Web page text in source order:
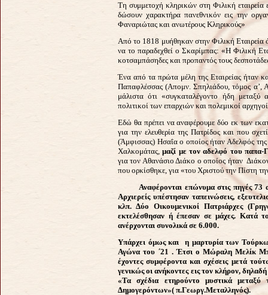
Τη συμμετοχή κληρικών στη Φιλική
δώσουν χαρακτήρα πανεθνικόν εις την
Φαναριώτας και ανωτέρους Κληρικούς»
Από το 1818 μυήθηκαν στην Φιλική Εταιρεία
να το παραδεχθεί ο Σκαρίμπας: «Η Φιλική
κοτσαμπάσηδες και προπαντός τους
Ένα από τα πρώτα μέλη της Εταιρείας ήταν
Παπαφλέσσας (Απομν. Σπηλιάδου, τόμος α’,
μάλιστα ότι «συγκαταλέγοντο ήδη μεταξύ
πολιτικοί των επαρχιών και πολεμικοί
Εδώ θα πρέπει να αναφέρουμε δύο εκ των
για την ελευθερία της Πατρίδος και που
(Άμφισσας) Ησαΐα ο οποίος ήταν Αδελφός
Χαλκομάτας, μαζί με τον αδελφό του παπα-
για τον Αθανάσιο Διάκο ο οποίος ήταν
που ορκίσθηκε, για «του Χριστού την Πίστη
Αναφέρονται επώνυμα στις πηγές 73
Αρχιερείς υπέστησαν ταπεινώσεις,
κλπ. Δύο Οικουμενικοί Πατριάρχες
εκτελέσθησαν ή έπεσαν σε μάχες. Κατά
ανέρχονται συνολικά σε 6.000.
Υπάρχει όμως και η μαρτυρία των
Αγώνα του ΄21 . Έτσι ο Μώραλη Μελίκ
έχοντες συμφέροντα και σχέσεις μετά
γενικώς οι ανήκοντες εις τον κλήρον,
«Τα σχέδια ετηρούντο μυστικά
Δημογερόντων»( π.Γεωργ.Μεταλληνός).